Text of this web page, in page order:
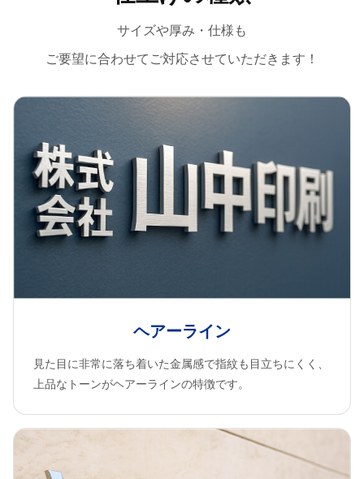
サイズや厚み・仕様も
ご要望に合わせてご対応させていただきます！
ヘアーライン
見た目に非常に落ち着いた金属感で指紋も目立ちにくく、
上品なトーンがヘアーラインの特徴です。